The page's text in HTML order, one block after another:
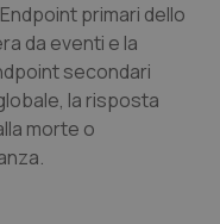
primari dello
da eventi e la
secondari
la risposta
morte o
CookieScript
www.quotidianosanita.it
5